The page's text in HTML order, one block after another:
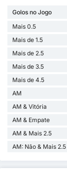
Golos no Jogo
Mais 0.5
Mais de 1.5
Mais de 2.5
Mais de 3.5
Mais de 4.5
AM
AM & Vitória
AM & Empate
AM & Mais 2.5
AM: Não & Mais 2.5